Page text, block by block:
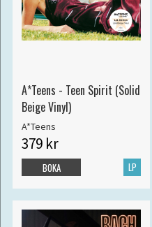
A*Teens - Teen Spirit (Solid
Beige Vinyl)
A*Teens
379 kr
LP
BOKA